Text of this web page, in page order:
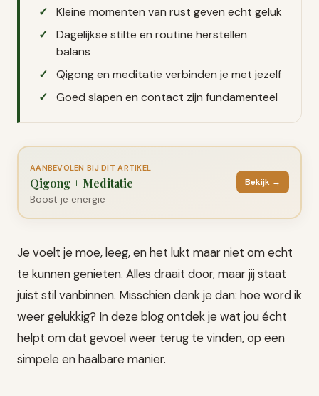
Kleine momenten van rust geven echt geluk
Dagelijkse stilte en routine herstellen
balans
Qigong en meditatie verbinden je met jezelf
Goed slapen en contact zijn fundamenteel
AANBEVOLEN BIJ DIT ARTIKEL
Qigong + Meditatie
Boost je energie
Bekijk →
Je voelt je moe, leeg, en het lukt maar niet om echt
te kunnen genieten. Alles draait door, maar jij staat
juist stil vanbinnen. Misschien denk je dan: hoe word ik
weer gelukkig? In deze blog ontdek je wat jou écht
helpt om dat gevoel weer terug te vinden, op een
simpele en haalbare manier.